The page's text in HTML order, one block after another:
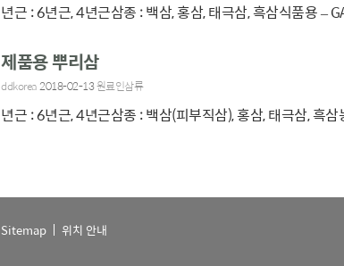
년근 : 6년근, 4년근삼종 : 백삼, 홍삼, 태극삼, 흑삼식품용 –
제품용 뿌리삼
ddkorea2018-02-13원료인삼류
년근 : 6년근, 4년근삼종 : 백삼(피부직삼), 홍삼, 태극삼, 흑
Sitemap 위치 안내